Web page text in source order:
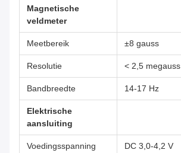
Magnetische
veldmeter
Meetbereik ±8 gauss
Resolutie < 2,5 megauss
Bandbreedte 14-17 Hz
Elektrische
aansluiting
Voedingsspanning DC 3,0-4,2 V